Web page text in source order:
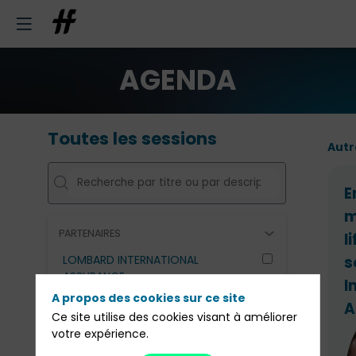
AGENDA
Toutes les sessions
PARTENAIRES
LOMBARD INTERNATIONAL
ASSURANCE
SCHELCHER PRINCE GESTION
TP ICAP
A propos des cookies sur ce site
Ce site utilise des cookies visant à améliorer
votre expérience.